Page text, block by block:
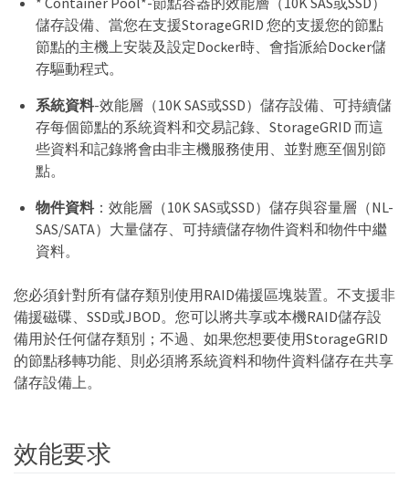
儲存設備、當您在支援StorageGRID 您的支援您的節點
節點的主機上安裝及設定Docker時、會指派給Docker儲
存驅動程式。
系統資料-效能層（10K SAS或SSD）儲存設備、可持續儲
存每個節點的系統資料和交易記錄、StorageGRID 而這
些資料和記錄將會由非主機服務使用、並對應至個別節
點。
物件資料：效能層（10K SAS或SSD）儲存與容量層（NL-
SAS/SATA）大量儲存、可持續儲存物件資料和物件中繼
資料。
您必須針對所有儲存類別使用RAID備援區塊裝置。不支援非
備援磁碟、SSD或JBOD。您可以將共享或本機RAID儲存設
備用於任何儲存類別；不過、如果您想要使用StorageGRID
的節點移轉功能、則必須將系統資料和物件資料儲存在共享
儲存設備上。
效能要求